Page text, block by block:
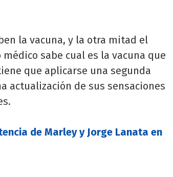
la vacuna, y la otra mitad el
sabe cual es la vacuna que
que aplicarse una segunda
actualización de sus sensaciones
de Marley y Jorge Lanata en